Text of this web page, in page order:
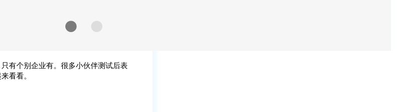
有个别企业有。很多小伙伴测试后表
看看。